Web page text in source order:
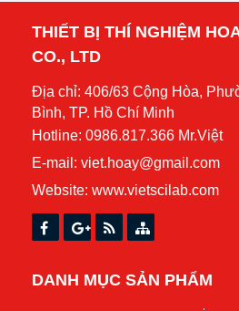
THIẾT BỊ THÍ NGHIỆM
CO., LTD
Địa chỉ: 406/63 Cộng Hòa,
Bình, TP. Hồ Chí Minh
Hotline: 0986.817.366 Mr.Việt
E-mail: viet.hoay@gmail.com
Website: www.vietscilab.com
DANH MỤC SẢN PHẨM